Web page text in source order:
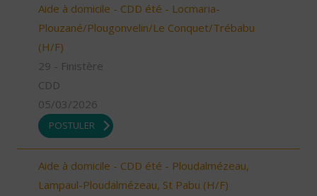
Aide à domicile - CDD été - Locmaria-
Plouzané/Plougonvelin/Le Conquet/Trébabu
(H/F)
29 - Finistère
CDD
05/03/2026
POSTULER
Aide à domicile - CDD été - Ploudalmézeau,
Lampaul-Ploudalmézeau, St Pabu (H/F)